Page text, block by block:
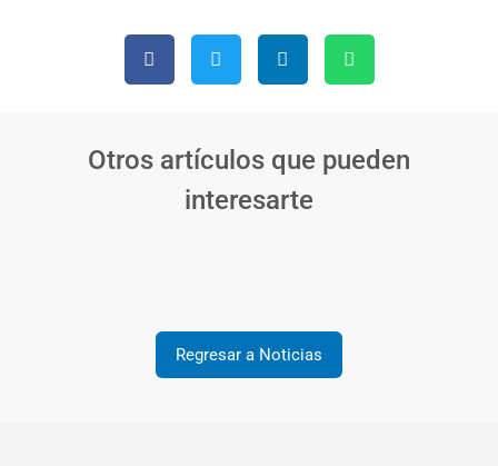
Otros artículos que pueden
interesarte
Regresar a Noticias